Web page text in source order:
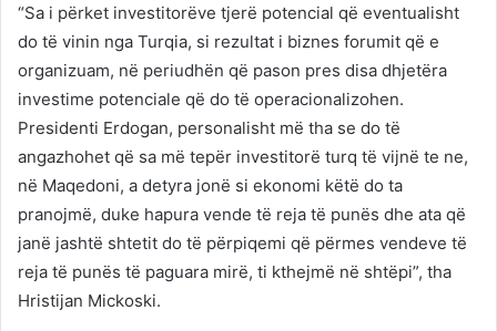
“Sa i përket investitorëve tjerë potencial që eventualisht
do të vinin nga Turqia, si rezultat i biznes forumit që e
organizuam, në periudhën që pason pres disa dhjetëra
investime potenciale që do të operacionalizohen.
Presidenti Erdogan, personalisht më tha se do të
angazhohet që sa më tepër investitorë turq të vijnë te ne,
në Maqedoni, a detyra jonë si ekonomi këtë do ta
pranojmë, duke hapura vende të reja të punës dhe ata që
janë jashtë shtetit do të përpiqemi që përmes vendeve të
reja të punës të paguara mirë, ti kthejmë në shtëpi”, tha
Hristijan Mickoski.